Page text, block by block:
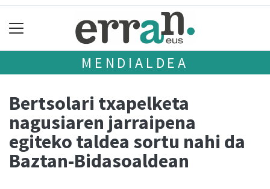
MENDIALDEA
Bertsolari txapelketa
nagusiaren jarraipena
egiteko taldea sortu nahi da
Baztan-Bidasoaldean